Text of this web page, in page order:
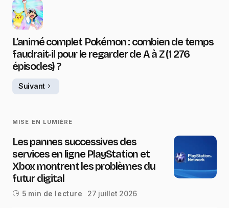
L’animé complet Pokémon : combien de temps
faudrait-il pour le regarder de A à Z (1 276
épisodes) ?
Suivant
MISE EN LUMIÈRE
Les pannes successives des
services en ligne PlayStation et
Xbox montrent les problèmes du
futur digital
5 min de lecture 27 juillet 2026